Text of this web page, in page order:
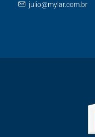
julio@mylar.com.br